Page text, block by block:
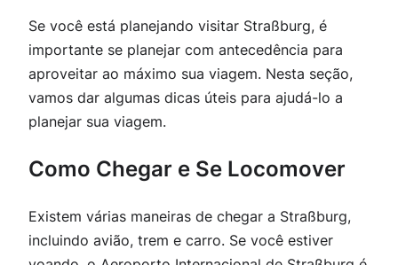
Se você está planejando visitar Straßburg, é
importante se planejar com antecedência para
aproveitar ao máximo sua viagem. Nesta seção,
vamos dar algumas dicas úteis para ajudá-lo a
planejar sua viagem.
Como Chegar e Se Locomover
Existem várias maneiras de chegar a Straßburg,
incluindo avião, trem e carro. Se você estiver